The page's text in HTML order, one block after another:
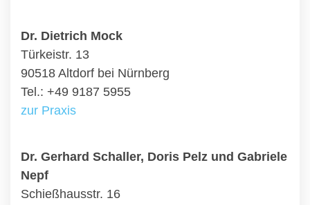
Dr. Dietrich Mock
Türkeistr. 13
90518 Altdorf bei Nürnberg
Tel.: +49 9187 5955
zur Praxis
Dr. Gerhard Schaller, Doris Pelz und Gabriele
Nepf
Schießhausstr. 16